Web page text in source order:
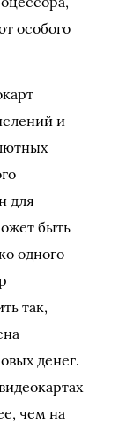
особого
и
для
быть
одного
так,
денег.
чем на